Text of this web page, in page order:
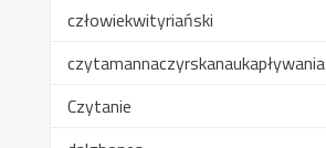
człowiekwityriański
czytamannaczyrskanaukapływania
Czytanie